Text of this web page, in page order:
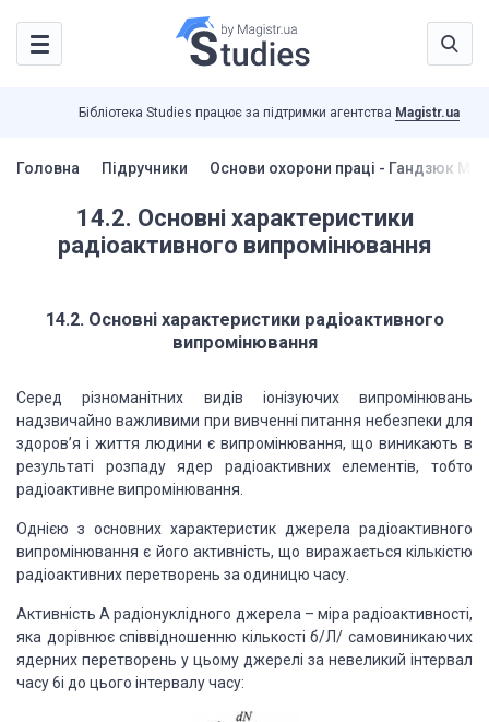
Бібліотека Studies працює за підтримки агентства Magistr.ua
Головна Підручники Основи охорони праці - Гандзюк М.П.
14.2. Основні характеристики
радіоактивного випромінювання
14.2. Основні характеристики радіоактивного
випромінювання
Серед різноманітних видів іонізуючих випромінювань
надзвичайно важливими при вивченні питання небезпеки для
здоров’я і життя людини є випромінювання, що виникають в
результаті розпаду ядер радіоактивних елементів, тобто
радіоактивне випромінювання.
Однією з основних характеристик джерела радіоактивного
випромінювання є його активність, що виражається кількістю
радіоактивних перетворень за одиницю часу.
Активність А радіонуклідного джерела – міра радіоактивності,
яка дорівнює співвідношенню кількості б/Л/ самовиникаючих
ядерних перетворень у цьому джерелі за невеликий інтервал
часу 6і до цього інтервалу часу: